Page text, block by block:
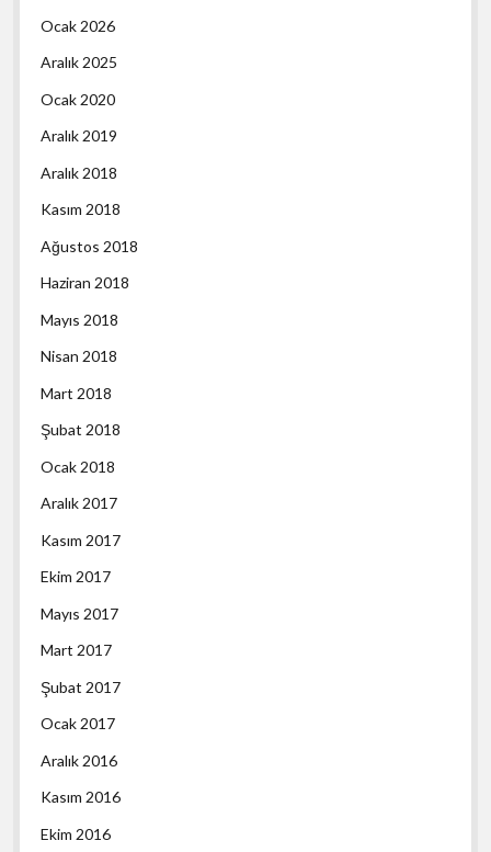
Ocak 2026
Aralık 2025
Ocak 2020
Aralık 2019
Aralık 2018
Kasım 2018
Ağustos 2018
Haziran 2018
Mayıs 2018
Nisan 2018
Mart 2018
Şubat 2018
Ocak 2018
Aralık 2017
Kasım 2017
Ekim 2017
Mayıs 2017
Mart 2017
Şubat 2017
Ocak 2017
Aralık 2016
Kasım 2016
Ekim 2016